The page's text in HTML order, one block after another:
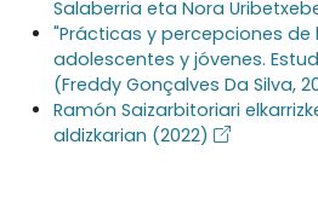
Salaberria eta Nora
"Prácticas y percepciones de
adolescentes y jóvenes.
(Freddy Gonçalves Da Silva,
Ramón Saizarbitoriari
aldizkarian (2022)